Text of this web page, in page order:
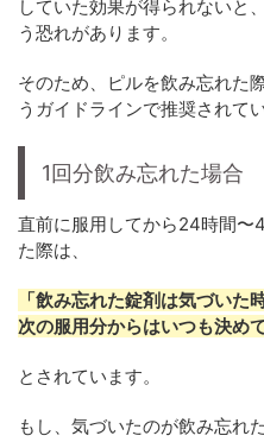
していた効果が得られないと
う恐れがあります。
そのため、ピルを飲み忘れた
うガイドラインで推奨されてい
1回分飲み忘れた場合
直前に服用してから24時間〜
た際は、
「飲み忘れた錠剤は気づい
次の服用分からはいつも決め
とされています。
もし、気づいたのが飲み忘れ